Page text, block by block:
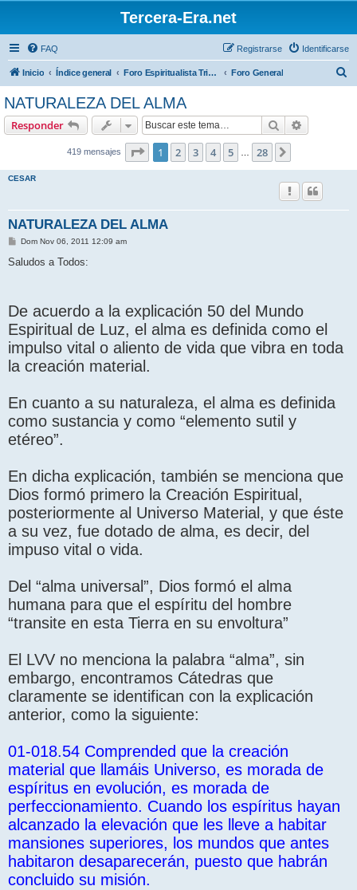
Tercera-Era.net
FAQ Identificarse
Registrarse
Inicio Índice general Foro Espiritualista Trinitario Mariano Foro General
NATURALEZA DEL ALMA
Responder Buscar
419 mensajes Página de 28
1 2 3 4 5 28
CESAR
NATURALEZA DEL ALMA
M
n
Dom Nov 06, 2011 12:09 am
Saludos a Todos:
De acuerdo a la explicación 50 del Mundo
Espiritual de Luz, el alma es definida como el
impulso vital o aliento de vida que vibra en toda
la creación material.
En cuanto a su naturaleza, el alma es definida
como sustancia y como “elemento sutil y
etéreo”.
En dicha explicación, también se menciona que
Dios formó primero la Creación Espiritual,
posteriormente al Universo Material, y que éste
a su vez, fue dotado de alma, es decir, del
impuso vital o vida.
Del “alma universal”, Dios formó el alma
humana para que el espíritu del hombre
“transite en esta Tierra en su envoltura”
El LVV no menciona la palabra “alma”, sin
embargo, encontramos Cátedras que
claramente se identifican con la explicación
anterior, como la siguiente:
01-018.54 Comprended que la creación
material que llamáis Universo, es morada de
espíritus en evolución, es morada de
perfeccionamiento. Cuando los espíritus hayan
alcanzado la elevación que les lleve a habitar
mansiones superiores, los mundos que antes
habitaron desaparecerán, puesto que habrán
concluido su misión.